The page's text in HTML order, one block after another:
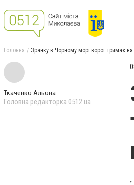
Головна Зранку в Чорному морі ворог тримає на
Ткаченко Альона
Головна редакторка 0512.ua